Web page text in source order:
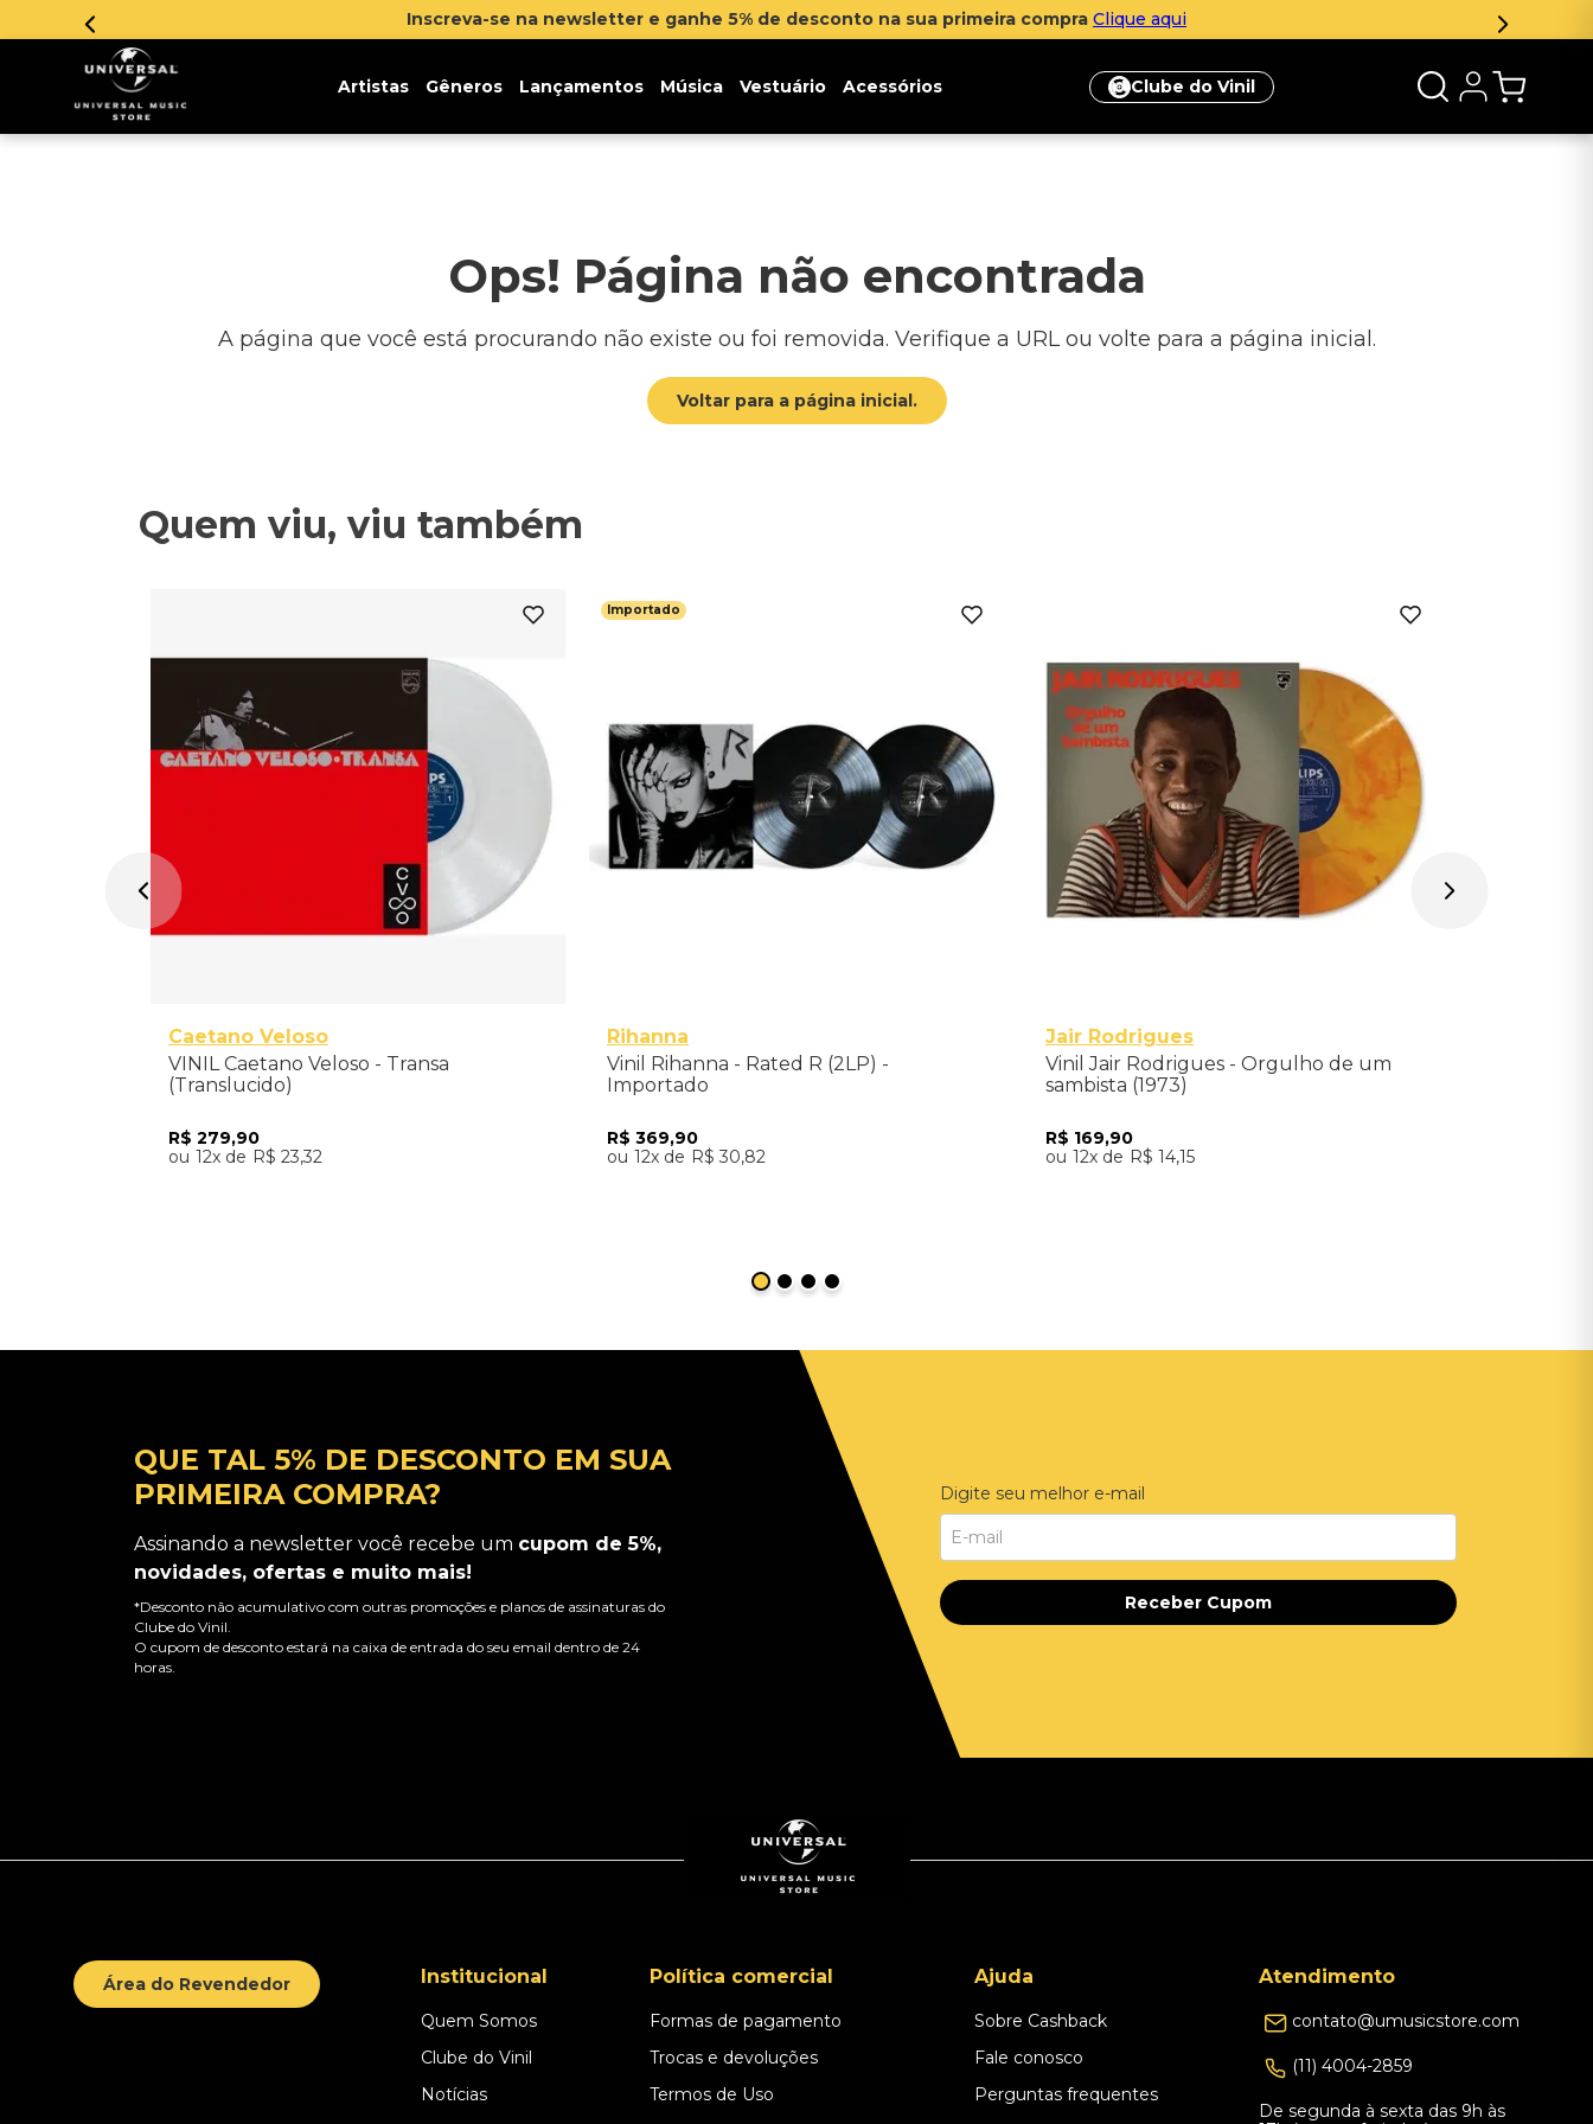
Inscreva-se na newsletter e ganhe 5% de desconto na sua primeira compra Clique aqui
Artistas Gêneros Lançamentos Música Vestuário Acessórios Clube do Vinil
Ops! Página não encontrada
A página que você está procurando não existe ou foi removida. Verifique a URL ou volte para a página inicial.
Voltar para a página inicial.
Quem viu, viu também
Caetano Veloso
VINIL Caetano Veloso - Transa
(Translucido)
R$ 279,90
12
R$ 23,32
Importado
Rihanna
Vinil Rihanna - Rated R (2LP) -
Importado
R$ 369,90
12
R$ 30,82
Jair Rodrigues
Vinil Jair Rodrigues - Orgulho de um
sambista (1973)
R$ 169,90
12
R$ 14,15
QUE TAL 5% DE DESCONTO EM SUA
PRIMEIRA COMPRA?
Assinando a newsletter você recebe um cupom de 5%,
novidades, ofertas e muito mais!
*Desconto não acumulativo com outras promoções e planos de assinaturas do
Clube do Vinil.
O cupom de desconto estará na caixa de entrada do seu email dentro de 24
horas.
Digite seu melhor e-mail
Receber Cupom
Área do Revendedor Institucional
Quem Somos
Clube do Vinil
Notícias
Política comercial
Formas de pagamento
Trocas e devoluções
Termos de Uso
Ajuda
Sobre Cashback
Fale conosco
Perguntas frequentes
Atendimento
contato@umusicstore.com
(11) 4004-2859
De segunda à sexta das 9h às